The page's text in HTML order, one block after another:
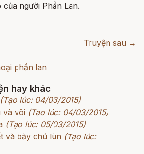
người Phần Lan.
Truyện sau →
phần lan
hay khác
(Tạo lúc: 04/03/2015)
và vôi (Tạo lúc: 04/03/2015)
(Tạo lúc: 05/03/2015)
và bảy chú lùn (Tạo lúc: